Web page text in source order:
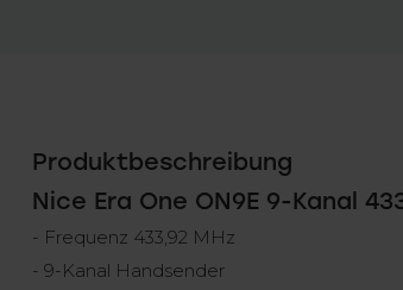
Produktbeschreibung
Nice Era One ON9E 9-Kanal
- Frequenz 433,92 MHz
- 9-Kanal Handsender